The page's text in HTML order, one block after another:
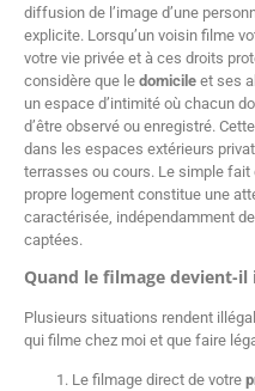
diffusion de l’image d’une
explicite. Lorsqu’un voisin filme
votre vie privée et à ces droits
considère que le domicile et ses
un espace d’intimité où chacun
d’être observé ou enregistré.
dans les espaces extérieurs
terrasses ou cours. Le simple
propre logement constitue une
caractérisée, indépendamment
captées.
Quand le filmage devient-il
Plusieurs situations rendent
qui filme chez moi et que faire
Le filmage direct de votre